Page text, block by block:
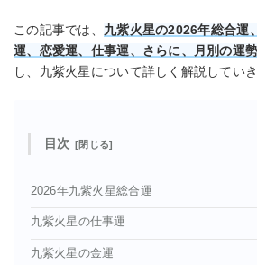
この記事では、 九紫火星の2026年総合運
運、恋愛運、仕事運、さらに、月別の運
し、九紫火星について詳しく解説してい
目次
2026年九紫火星総合運
九紫火星の仕事運
九紫火星の金運